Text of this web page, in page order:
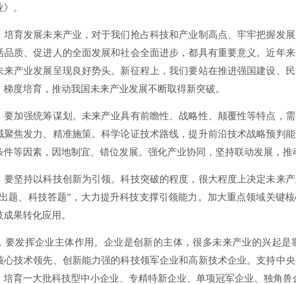
。
发展未来产业，对于我们抢占科技和产业制高点、牢牢把握发
品质、促进人的全面发展和社会全面进步，都具有重要意义。近年
来产业发展呈现良好势头。新征程上，我们要站在推进强国建设、
度培育，推动我国未来产业发展不断取得新突破。
强统筹谋划。未来产业具有前瞻性、战略性、颠覆性等特点，需
聚焦发力、精准施策。科学论证技术路线，提升前沿技术战略预判
件等因素，因地制宜、错位发展。强化产业协同，坚持联动发展，推
持以科技创新为引领。科技突破的程度，很大程度上决定未来
题、科技答题”，大力提升科技支撑引领能力。加大重点领域关键
果转化应用。
挥企业主体作用。企业是创新的主体，很多未来产业的兴起是
心技术领先、创新能力强的科技领军企业和高新技术企业。支持中
育一大批科技型中小企业、专精特新企业、单项冠军企业、独角兽